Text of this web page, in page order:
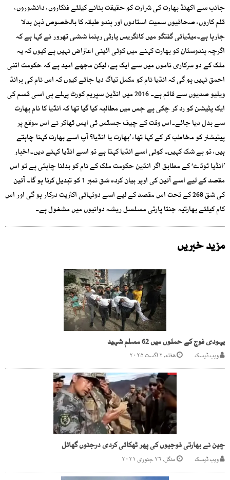
جانب سے اکھنڈ بھارت کی شرارت کو حقیقت بنانے کیلئے فنکاروں، دانشوروں،
قلم کاروں، صحافیوں سمیت استادوں اور ہندو طبقہ کا بالخصوص ذہن بدلا
جارہا ہے۔میڈیائی گفتگو میں کانگریس پارٹی رہنما ششی تھرور نے کہا ہے کہ
اگرچہ ہندوستان کو بھارت کہنے میں کوئی آئینی اعتراض نہیں ہے کیوں کہ یہ
ملک کے دو سرکاری ناموں میں سے ایک ہے، لیکن مجھے امید ہے کہ حکومت اتنی
احمق نہیں ہو گی کہ انڈیا نام کو مکمل تیاگ دیا جائے کیوں کہ اس نام کی برانڈ
ویلیو صدیوں سے قائم ہے۔ 2016 میں انڈین سپریم کورٹ پہلے ہی اسی قسم کی
ایک پٹیشن کو رد کر چکی ہے جس میں مطالبہ کیا گیا تھا کہ انڈیا کا نام بھارت
سے بدل دیا جائے۔اس وقت کے چیف جسٹس ٹی ایس ٹھاکر نے اس موقع پر
پیٹیشنر کو مخاطب کر کے کہا تھا، ’بھارت یا انڈیا؟ آپ اسے بھارت کہنا چاہتے
ہیں، تو بے شک کہیں۔ کوئی اسے انڈیا کہتا ہے تو اسے انڈیا کہنے دیں۔اخبار
’انڈیا ٹوڈے‘ کے مطابق اگر انڈین حکومت ملک کے نام کو بدلنا چاہتی ہے تو اس
مقصد کے لیے اسے آئین کی اوپر بیان کردہ شق نمبر 1 کو تبدیل کرنا ہو گا۔ آئین
کی شق 268 کے تحت اس مقصد کے لیے اسے دوتہائی اکثریت درکار ہو گی اور اس
کام کیلئے بھارتیہ جنتا پارٹی مسلسل ریشہ دوانیوں میں مشغول ہے۔
مزید خبریں
یہودی فوج کے حملوں میں 62 مسلم شہید
ویب ڈیسک هفته, ۲ اگست ۲۰۲۵
چین نے بھارتی فوجیوں کی پھر ٹھکائی کردی درجنوں گھائل
ویب ڈیسک منگل, ۲۶ جنوری ۲۰۲۱